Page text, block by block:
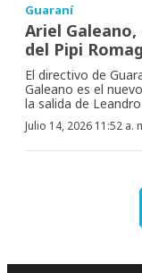
Guaraní
Ariel
del Pipi
El directivo de
Galeano es el
la salida de
Julio 14, 2026 11:52 a.